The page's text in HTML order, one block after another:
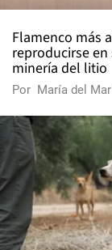
Flamenco más
reproducirse
minería del litio
Por María del